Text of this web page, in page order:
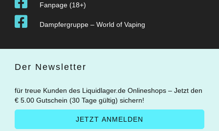
Fanpage (18+)
Dampfergruppe – World of Vaping
Der Newsletter
für treue Kunden des Liquidlager.de Onlineshops – Jetzt den
€ 5.00 Gutschein (30 Tage gültig) sichern!